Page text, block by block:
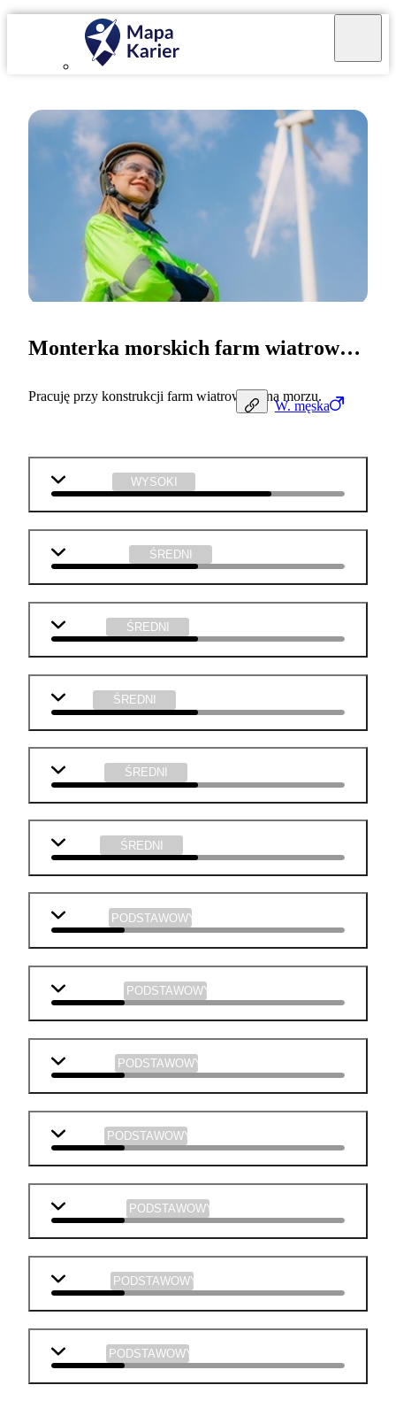
W. męska
Monterka morskich farm wiatrowych
Pracuję przy konstrukcji farm wiatrowych na morzu.
WYSOKI
ŚREDNI
ŚREDNI
ŚREDNI
ŚREDNI
ŚREDNI
PODSTAWOWY
PODSTAWOWY
PODSTAWOWY
PODSTAWOWY
PODSTAWOWY
PODSTAWOWY
PODSTAWOWY